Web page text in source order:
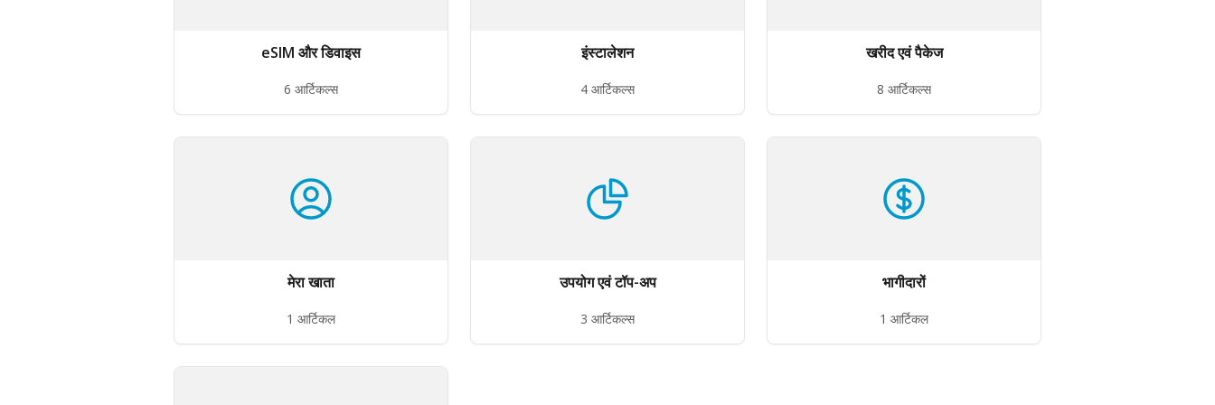
eSIM और डिवाइस
6 आर्टिकल्स
इंस्टालेशन
4 आर्टिकल्स
खरीद एवं पैकेज
8 आर्टिकल्स
मेरा खाता
1 आर्टिकल
उपयोग एवं टॉप-अप
3 आर्टिकल्स
भागीदारों
1 आर्टिकल